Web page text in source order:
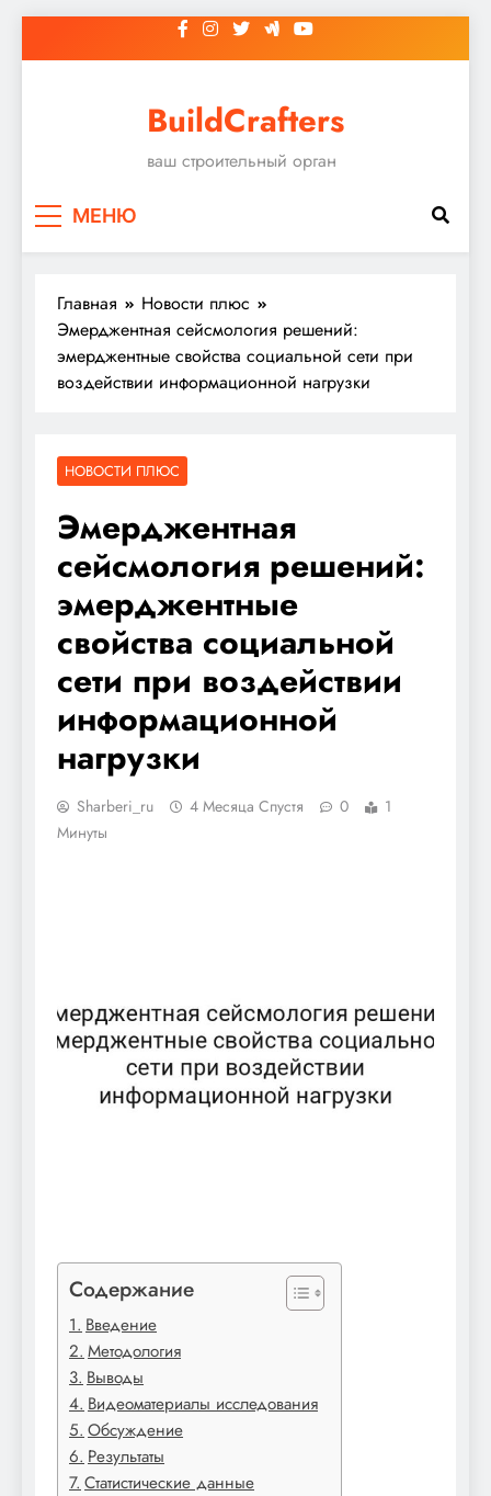
к
BuildCrafters
ваш строительный орган
МЕНЮ
Главная
Новости плюс
Эмерджентная сейсмология решений:
эмерджентные свойства социальной сети при
воздействии информационной нагрузки
НОВОСТИ ПЛЮС
Эмерджентная
сейсмология решений:
эмерджентные
свойства социальной
сети при воздействии
информационной
нагрузки
Sharberi_ru 4 Месяца Спустя 0
1
Минуты
Содержание
Введение
Методология
Выводы
Видеоматериалы исследования
Обсуждение
Результаты
Статистические данные